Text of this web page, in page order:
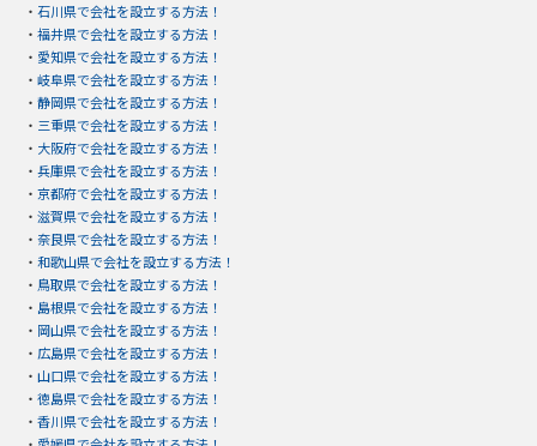
・ 石川県で会社を設立する方法！
・ 福井県で会社を設立する方法！
・ 愛知県で会社を設立する方法！
・ 岐阜県で会社を設立する方法！
・ 静岡県で会社を設立する方法！
・ 三重県で会社を設立する方法！
・ 大阪府で会社を設立する方法！
・ 兵庫県で会社を設立する方法！
・ 京都府で会社を設立する方法！
・ 滋賀県で会社を設立する方法！
・ 奈良県で会社を設立する方法！
・ 和歌山県で会社を設立する方法！
・ 鳥取県で会社を設立する方法！
・ 島根県で会社を設立する方法！
・ 岡山県で会社を設立する方法！
・ 広島県で会社を設立する方法！
・ 山口県で会社を設立する方法！
・ 徳島県で会社を設立する方法！
・ 香川県で会社を設立する方法！